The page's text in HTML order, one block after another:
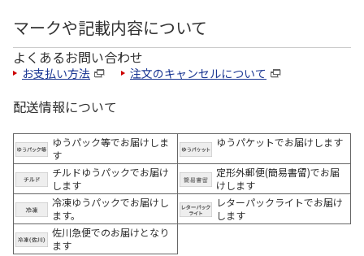
マークや記載内容について
よくあるお問い合わせ
お支払い方法 注文のキャンセルについて
配送情報について
ゆうパック等でお届けしま
す
ゆうパケットでお届けします
チルドゆうパックでお届け
します
定形外郵便(簡易書留)でお届
けします
冷凍ゆうパックでお届けし
ます。
レターパックライトでお届け
します
佐川急便でのお届けとなり
ます